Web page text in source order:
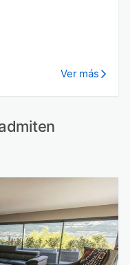
Ver más